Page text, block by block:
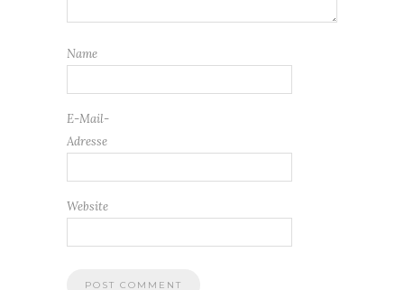
Name
E-Mail-
Adresse
Website